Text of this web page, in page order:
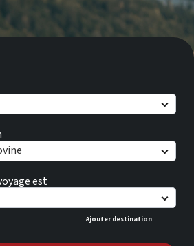
est
Ajouter destination